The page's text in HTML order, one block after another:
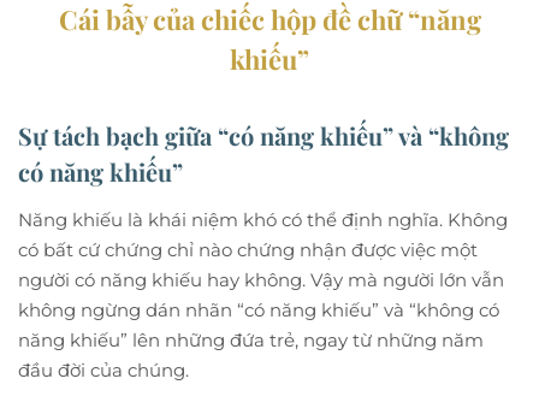
Cái bẫy của chiếc hộp đề chữ “năng
khiếu”
Sự tách bạch giữa “có năng khiếu” và “không
có năng khiếu”
Năng khiếu là khái niệm khó có thể định nghĩa. Không
có bất cứ chứng chỉ nào chứng nhận được việc một
người có năng khiếu hay không. Vậy mà người lớn vẫn
không ngừng dán nhãn “có năng khiếu” và “không có
năng khiếu” lên những đứa trẻ, ngay từ những năm
đầu đời của chúng.